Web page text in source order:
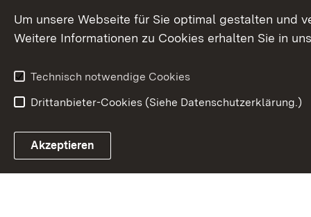
Um unsere Webseite für Sie optimal gestalten und
Weitere Informationen zu Cookies erhalten Sie in
Technisch notwendige Cookies
Drittanbieter-Cookies (Siehe Datenschutzerklärung.)
Akzeptieren